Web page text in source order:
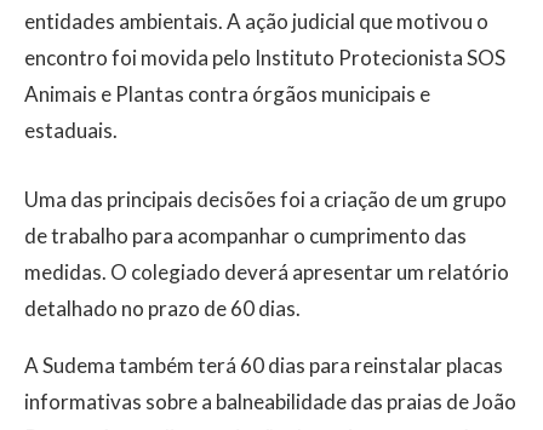
entidades ambientais. A ação judicial que motivou o
encontro foi movida pelo Instituto Protecionista SOS
Animais e Plantas contra órgãos municipais e
estaduais.
Uma das principais decisões foi a criação de um grupo
de trabalho para acompanhar o cumprimento das
medidas. O colegiado deverá apresentar um relatório
detalhado no prazo de 60 dias.
A Sudema também terá 60 dias para reinstalar placas
informativas sobre a balneabilidade das praias de João